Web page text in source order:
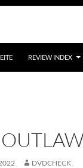
REVIEW INDEX
DVDCHECK